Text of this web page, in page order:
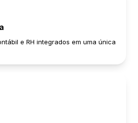
e RH integrados em uma única